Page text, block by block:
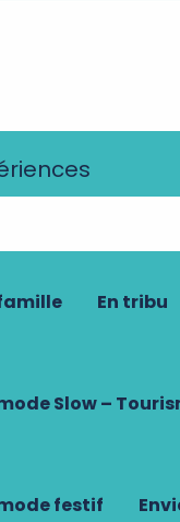
En tribu
Slow –
festif